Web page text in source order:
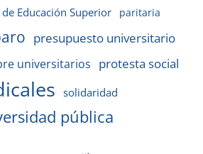
de Educación Superior paritaria
presupuesto universitario
universitarios protesta social
solidaridad
pública